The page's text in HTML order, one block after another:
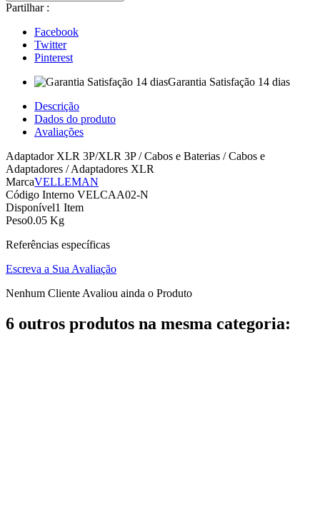
Partilhar :
Facebook
Twitter
Pinterest
Garantia Satisfação 14 dias
Descrição
Dados do produto
Avaliações
Adaptador XLR 3P/XLR 3P / Cabos e Baterias / Cabos e
Adaptadores / Adaptadores XLR
MarcaVELLEMAN
Código Interno VELCAA02-N
Disponível1 Item
Peso0.05 Kg
Referências específicas
Escreva a Sua Avaliação
Nenhum Cliente Avaliou ainda o Produto
6 outros produtos na mesma categoria: